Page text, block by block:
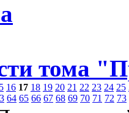
тома
16 17 18 19 20 21 22 23 24 25
64 65 66 67 68 69 70 71 72 73